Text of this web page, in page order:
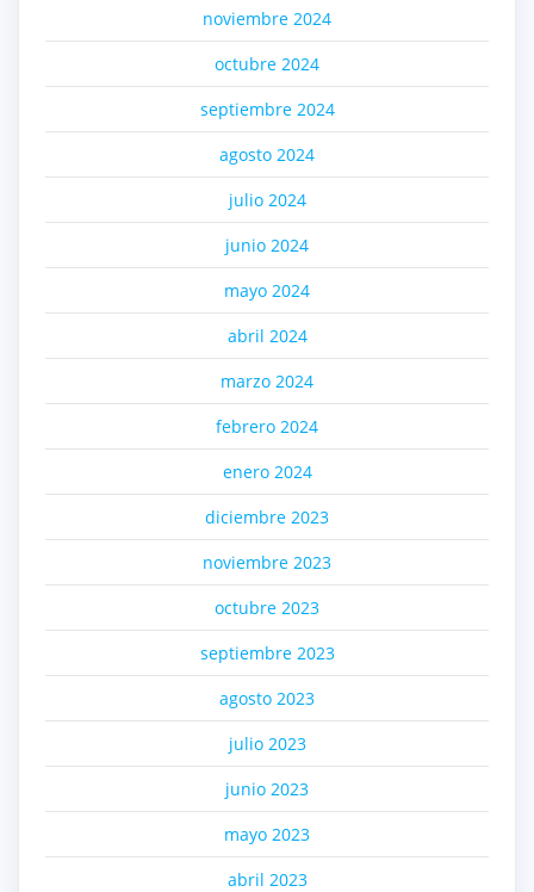
noviembre 2024
octubre 2024
septiembre 2024
agosto 2024
julio 2024
junio 2024
mayo 2024
abril 2024
marzo 2024
febrero 2024
enero 2024
diciembre 2023
noviembre 2023
octubre 2023
septiembre 2023
agosto 2023
julio 2023
junio 2023
mayo 2023
abril 2023